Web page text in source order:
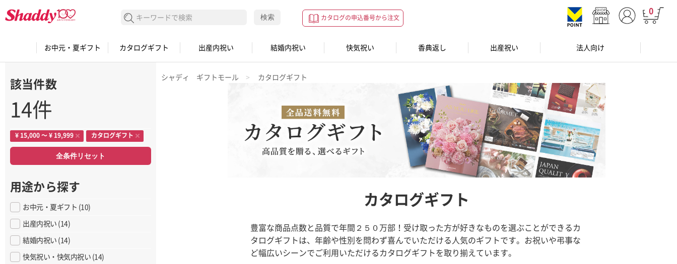
0
カタログの申込番号から注文
検索する 検索
お中元・夏ギフト カタログギフト 出産内祝い 結婚内祝い 快気祝い 香典返し 出産祝い 法人向け
シャディ ギフトモール カタログギフト
カタログギフト
豊富な商品点数と品質で年間２５０万部！受け取った方が好きなものを選ぶことができるカ
タログギフトは、年齢や性別を問わず喜んでいただける人気のギフトです。お祝いや弔事な
ど幅広いシーンでご利用いただけるカタログギフトを取り揃えています。
該当件数
14件
¥ 15,000 〜 ¥ 19,999 カタログギフト
全条件リセット
用途から探す
お中元・夏ギフト (10)
出産内祝い (14)
結婚内祝い (14)
快気祝い・快気内祝い (14)